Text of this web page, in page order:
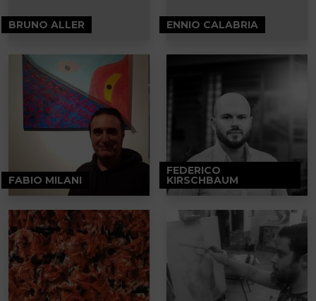
BRUNO ALLER ENNIO CALABRIA
FABIO MILANI
FEDERICO
KIRSCHBAUM